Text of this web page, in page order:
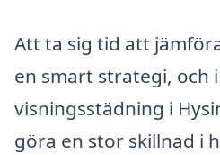
Att ta sig tid att
en smart strategi, och
visningsstädning i
göra en stor skillnad i